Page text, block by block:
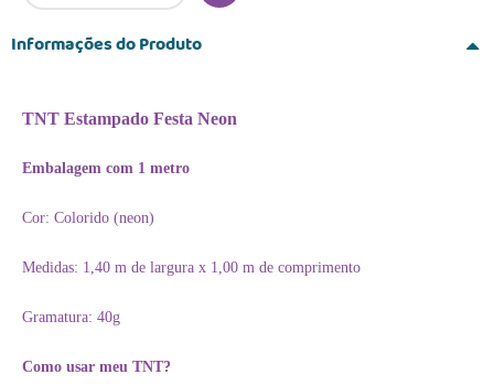
Informações do Produto
TNT Estampado Festa Neon
Embalagem com 1 metro
Cor: Colorido (neon)
Medidas: 1,40 m de largura x 1,00 m de comprimento
Gramatura: 40g
Como usar meu TNT?